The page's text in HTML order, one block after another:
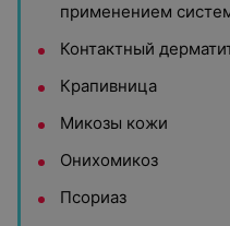
применением
Контактный
Крапивница
Микозы кожи
Онихомикоз
Псориаз